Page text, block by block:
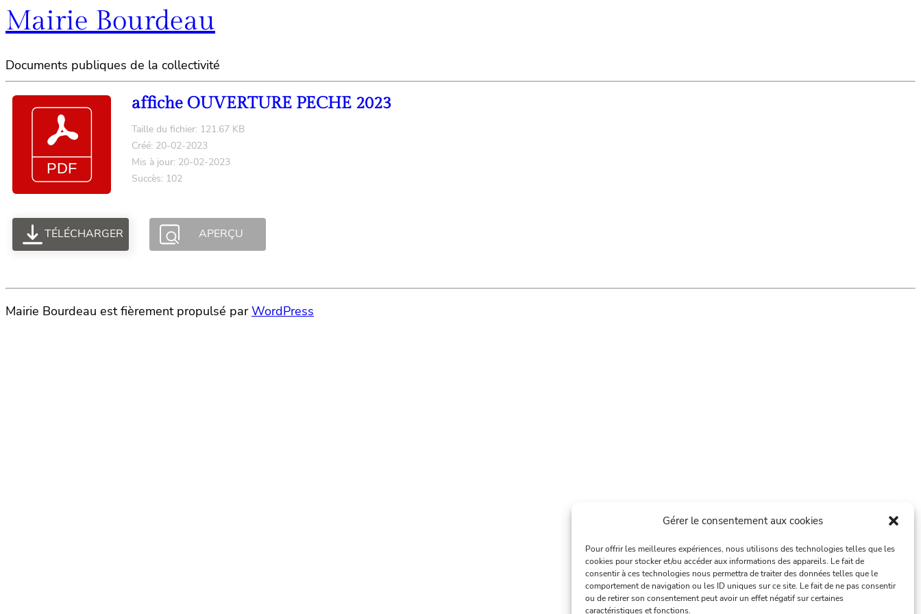
Gérer le consentement aux cookies
Pour offrir les meilleures expériences, nous utilisons des technologies telles que les
cookies pour stocker et/ou accéder aux informations des appareils. Le fait de
consentir à ces technologies nous permettra de traiter des données telles que le
comportement de navigation ou les ID uniques sur ce site. Le fait de ne pas consentir
ou de retirer son consentement peut avoir un effet négatif sur certaines
caractéristiques et fonctions.
Mairie Bourdeau
Documents publiques de la collectivité
affiche OUVERTURE PECHE 2023
Taille du fichier: 121.67 KB
Créé: 20-02-2023
Mis à jour: 20-02-2023
Succès: 102
TÉLÉCHARGER APERÇU
Mairie Bourdeau est fièrement propulsé parWordPress